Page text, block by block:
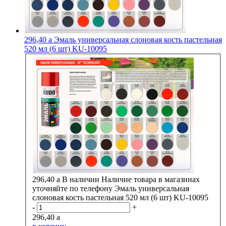
296,40 a Эмаль универсальная слоновая кость пастельная
520 мл (6 шт) KU-10095
296,40 a В наличии Наличие товара в магазинах
уточняйте по телефону Эмаль универсальная
слоновая кость пастельная 520 мл (6 шт) KU-10095
-
+
296,40 a